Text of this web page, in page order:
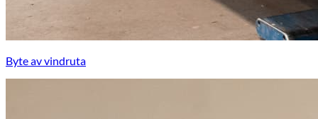
Byte av vindruta